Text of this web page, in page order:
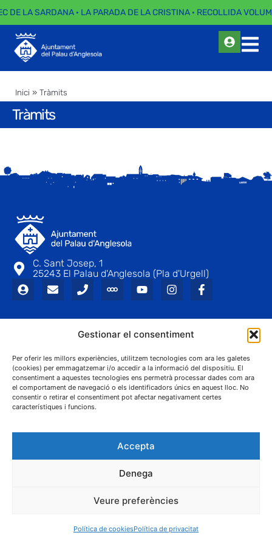
Gestionar el consentiment
Per oferir les millors experiències, utilitzem tecnologies com ara les galetes
(cookies) per emmagatzemar i/o accedir a la informació del dispositiu. El
consentiment a aquestes tecnologies ens permetrà processar dades com ara
el comportament de navegació o els identificadors únics en aquest lloc. No
consentir o retirar el consentiment pot afectar negativament certes
característiques i funcions.
Accepta
Denega
Veure preferències
Política de cookiesPolítica de privacitat
DE LA SARDANA · LA PARADA DE LA CRISTINA · RECOLLIDA
Inici » Tràmits
Tràmits
C. Sant Josep, 1
25243 El Palau d'Anglesola (Pla d'Urgell)
® Ajuntament El Palau d'Anglesola
Avís legal
Privacitat Cookies
Protecció de dades
Contacta